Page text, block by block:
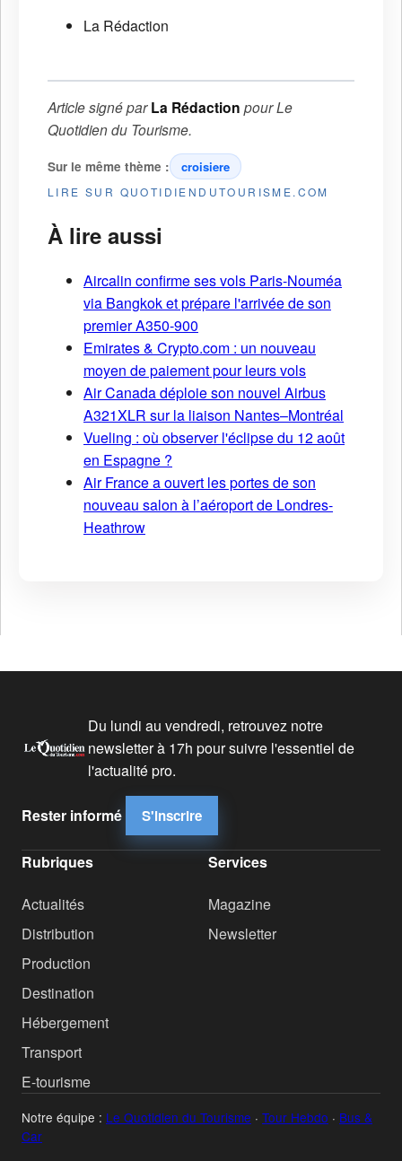
La Rédaction
Article signé parLa Rédaction pourLe
Quotidien du Tourisme.
Sur le même thème : croisiere
LIRE SUR QUOTIDIENDUTOURISME.COM
À lire aussi
Aircalin confirme ses vols Paris-Nouméa
via Bangkok et prépare l'arrivée de son
premier A350-900
Emirates & Crypto.com : un nouveau
moyen de paiement pour leurs vols
Air Canada déploie son nouvel Airbus
A321XLR sur la liaison Nantes–Montréal
Vueling : où observer l'éclipse du 12 août
en Espagne ?
Air France a ouvert les portes de son
nouveau salon à l’aéroport de Londres-
Heathrow
Du lundi au vendredi, retrouvez notre
newsletter à 17h pour suivre l'essentiel de
l'actualité pro.
Rester informé S'inscrire
Rubriques
Actualités
Distribution
Production
Destination
Hébergement
Transport
E-tourisme
Services
Magazine
Newsletter
Notre équipe : Le Quotidien du Tourisme · Tour Hebdo · Bus &
Car